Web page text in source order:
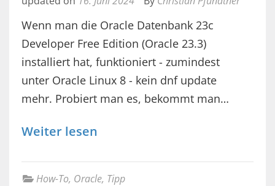
Wenn man die Oracle Datenbank 23c
Developer Free Edition (Oracle 23.3)
installiert hat, funktioniert - zumindest
unter Oracle Linux 8 - kein dnf update
mehr. Probiert man es, bekommt man…
Weiter lesen
How-To, Oracle, Tipp